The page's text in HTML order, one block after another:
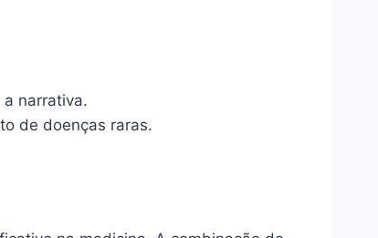
narrativa.
de doenças raras.